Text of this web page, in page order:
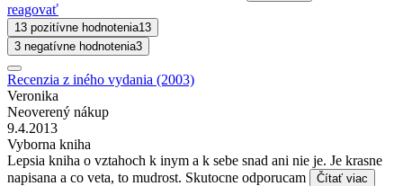
reagovať
13 pozitívne hodnotenia13
3 negatívne hodnotenia3
Recenzia z iného vydania (2003)
Veronika
Neoverený nákup
9.4.2013
Vyborna kniha
Lepsia kniha o vztahoch k inym a k sebe snad ani nie je. Je krasne
napisana a co veta, to mudrost. Skutocne odporucam
Čítať viac